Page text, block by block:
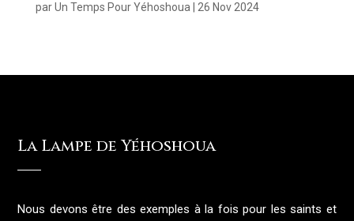
parUn Temps Pour Yéhoshoua 26 Nov 2024
La Lampe de Yéhoshoua
Nous devons être des exemples à la fois pour les saints et